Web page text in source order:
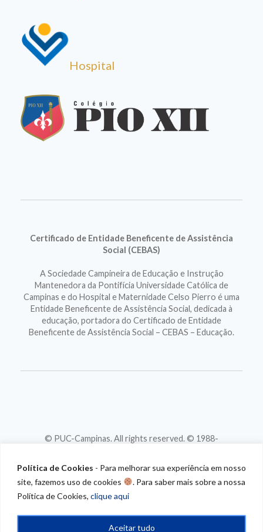
Política de Cookies - Para melhorar sua experiência em nosso
site, fazemos uso de cookies
. Para saber mais sobre a nossa
Política de Cookies, clique aqui
Aceitar tudo
Hospital
Certificado de Entidade Beneficente de Assistência
Social (CEBAS)
A Sociedade Campineira de Educação e Instrução
Mantenedora da Pontifícia Universidade Católica de
Campinas e do Hospital e Maternidade Celso Pierro é uma
Entidade Beneficente de Assistência Social, dedicada à
educação, portadora do Certificado de Entidade
Beneficente de Assistência Social – CEBAS – Educação.
© PUC-Campinas. All rights reserved. © 1988-